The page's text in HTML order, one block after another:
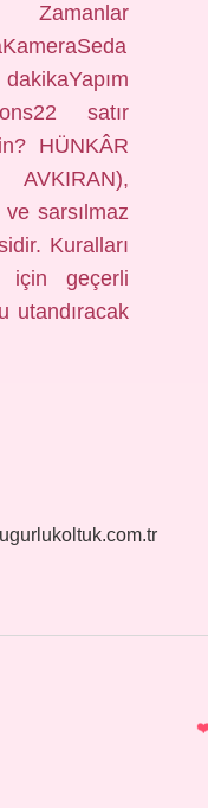
satır
HÜNKÂR
sarsılmaz
Kuralları
için geçerli
utandıracak